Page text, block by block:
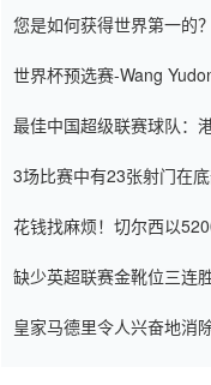
您是如何获得世界第一的
世界杯预选赛-Wang
最佳中国超级联赛球队：
3场比赛中有23张射门在
花钱找麻烦！切尔西以
缺少英超联赛金靴位三连
皇家马德里令人兴奋地消